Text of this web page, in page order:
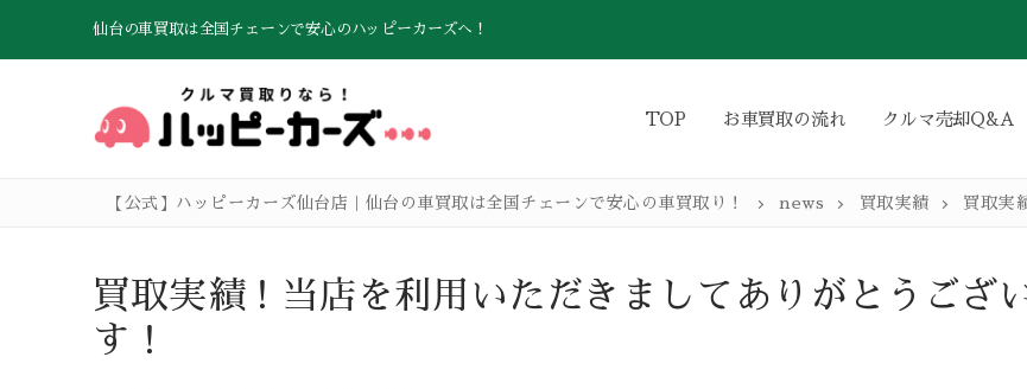
仙台の車買取は全国チェーンで安心のハッピーカーズへ！
TOP お車買取の流れ クルマ売却Q&A
TOP
【公式】ハッピーカーズ仙台店｜仙台の車買取は全国チェーンで安心の車買取り！ news 買取実績 買取実
買取実績！当店を利用いただきましてありがとうござ
す！